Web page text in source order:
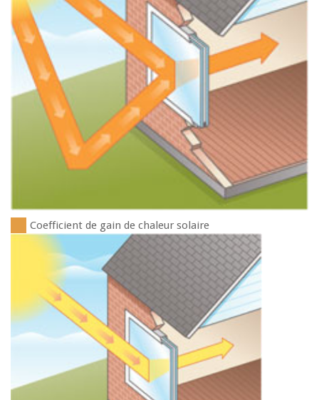
Coefficient de gain de chaleur solaire